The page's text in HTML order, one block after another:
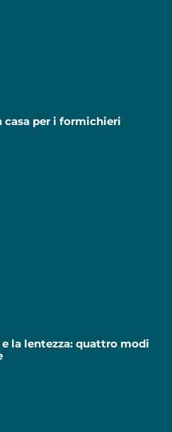
casa per i formichieri
e la lentezza: quattro modi